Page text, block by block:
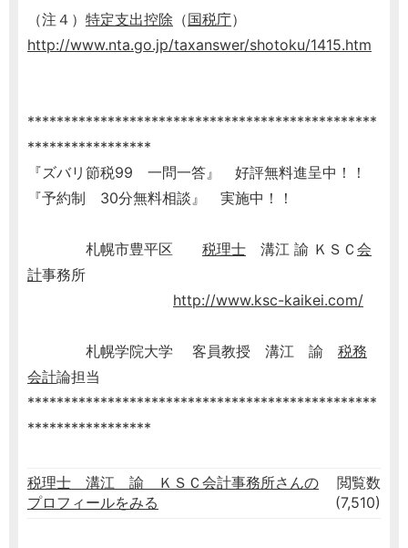
（注４） 特定支出控除 （国税庁）
http://www.nta.go.jp/taxanswer/shotoku/1415.htm
************************************************
*****************
『ズバリ節税99 一問一答』 好評無料進呈中！！
『予約制 30分無料相談』 実施中！！
札幌市豊平区 税理士 溝江 諭 ＫＳＣ 会
計事務所
http://www.ksc-kaikei.com/
札幌学院大学 客員教授 溝江 諭 税務
会計論担当
************************************************
*****************
税理士 溝江 諭 ＫＳＣ会計事務所さんの
プロフィールをみる
閲覧数
(7,510)